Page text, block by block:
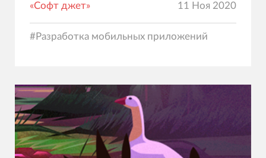
«Софт джет»
11 Ноя 2020
#Разработка мобильных приложений